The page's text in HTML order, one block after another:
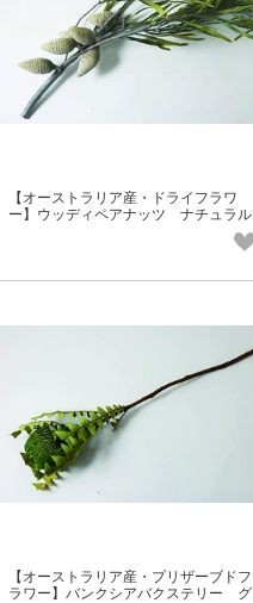
【オーストラリア産・ドライフラワ
ー】ウッディペアナッツ ナチュラル
【オーストラリア産・プリザーブドフ
ラワー】バンクシアバクステリー グ